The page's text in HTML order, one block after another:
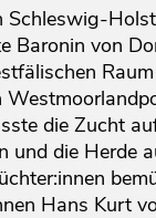
Schleswig-
Baronin von
die Zucht
und die Herde
Hans Kurt